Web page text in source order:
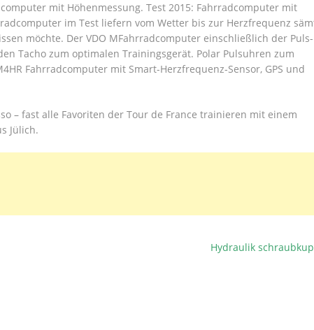
mit Höhenmessung. Test 2015: Fahrradcomputer mit
im Test liefern vom Wetter bis zur Herzfrequenz
möchte. Der VDO MFahrradcomputer einschließlich der
Tacho zum optimalen Trainingsgerät. Polar Pulsuhren zum
Fahrradcomputer mit Smart-Herzfrequenz-Sensor, GPS und
– fast alle Favoriten der Tour de France trainieren mit einem
Jülich.
Hydraulik